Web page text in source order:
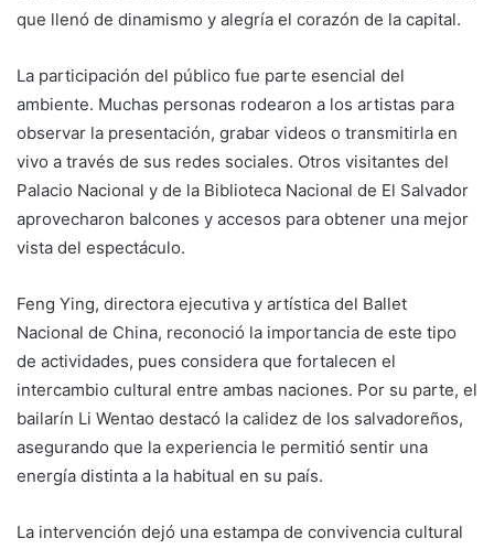
que llenó de dinamismo y alegría el corazón de la capital.
La participación del público fue parte esencial del
ambiente. Muchas personas rodearon a los artistas para
observar la presentación, grabar videos o transmitirla en
vivo a través de sus redes sociales. Otros visitantes del
Palacio Nacional y de la Biblioteca Nacional de El Salvador
aprovecharon balcones y accesos para obtener una mejor
vista del espectáculo.
Feng Ying, directora ejecutiva y artística del Ballet
Nacional de China, reconoció la importancia de este tipo
de actividades, pues considera que fortalecen el
intercambio cultural entre ambas naciones. Por su parte, el
bailarín Li Wentao destacó la calidez de los salvadoreños,
asegurando que la experiencia le permitió sentir una
energía distinta a la habitual en su país.
La intervención dejó una estampa de convivencia cultural